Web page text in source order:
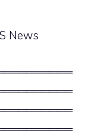
News